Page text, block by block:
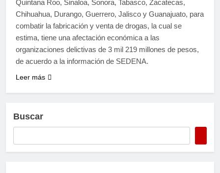
Quintana Roo, Sinaloa, Sonora, Tabasco, Zacatecas,
Chihuahua, Durango, Guerrero, Jalisco y Guanajuato, para
combatir la fabricación y venta de drogas, la cual se
estima, tiene una afectación económica a las
organizaciones delictivas de 3 mil 219 millones de pesos,
de acuerdo a la información de SEDENA.
Leer más
Buscar